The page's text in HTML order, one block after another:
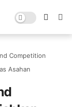
Competition
Asahan